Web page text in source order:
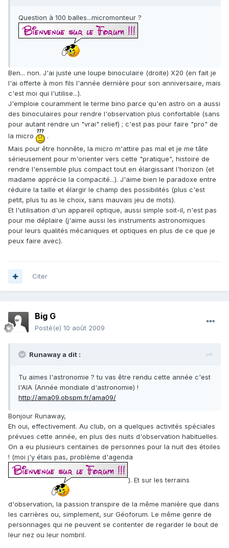
Question à 100 balles...micromonteur ?
Ben... non. J'ai juste une loupe binoculaire (droite) X20 (en fait je
l'ai offerte à mon fils l'année dernière pour son anniversaire, mais
c'est moi qui l'utilise...).
J'emploie couramment le terme bino parce qu'en astro on a aussi
des binoculaires pour rendre l'observation plus confortable (sans
pour autant rendre un "vrai" relief) ; c'est pas pour faire "pro" de
la micro
.
Mais pour être honnête, la micro m'attire pas mal et je me tâte
sérieusement pour m'orienter vers cette "pratique", histoire de
rendre l'ensemble plus compact tout en élargissant l'horizon (et
madame apprécie la compacité...). J'aime bien le paradoxe entre
réduire la taille et élargir le champ des possibilités (plus c'est
petit, plus tu as le choix, sans mauvais jeu de mots).
Et l'utilisation d'un appareil optique, aussi simple soit-il, n'est pas
pour me déplaire (j'aime aussi les instruments astronomiques
pour leurs qualités mécaniques et optiques en plus de ce que je
peux faire avec).
Citer
Big G
Posté(e) 10 août 2009
Runaway a dit :
Tu aimes l'astronomie ? tu vas être rendu cette année c'est
l'AIA (Année mondiale d'astronomie) !
http://ama09.obspm.fr/ama09/
Bonjour Runaway,
Eh oui, effectivement. Au club, on a quelques activités spéciales
prévues cette année, en plus des nuits d'observation habituelles.
On a eu plusieurs centaines de personnes pour la nuit des étoiles
! (moi j'y étais pas, problème d'agenda
). Et sur les terrains
d'observation, la passion transpire de la même manière que dans
les carrières ou, simplement, sur Géoforum. Le même genre de
personnages qui ne peuvent se contenter de regarder le bout de
leur nez ou leur nombril.